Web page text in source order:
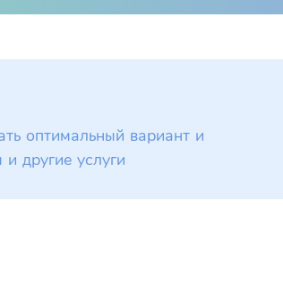
оптимальный вариант и
другие услуги